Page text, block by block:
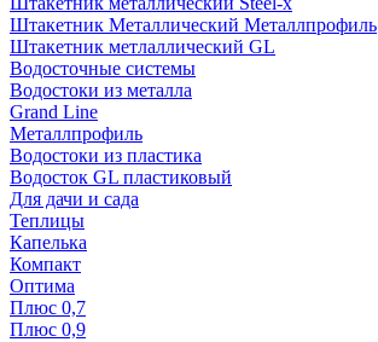
Штакетник Металлический Металлпрофиль
Штакетник метлаллический GL
Водосточные системы
Водостоки из металла
Grand Line
Металлпрофиль
Водостоки из пластика
Водосток GL пластиковый
Для дачи и сада
Теплицы
Капелька
Компакт
Оптима
Плюс 0,7
Плюс 0,9